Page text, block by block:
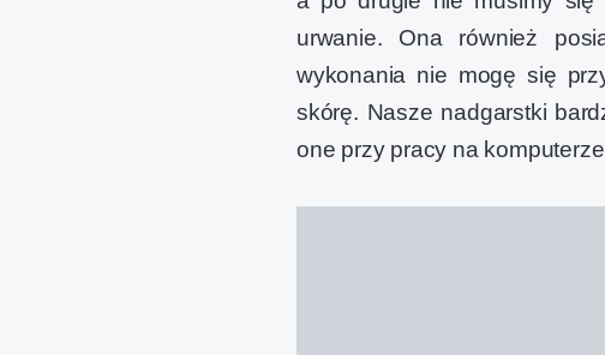
urwanie. Ona również
wykonania nie mogę się
skórę. Nasze nadgarstki
one przy pracy na